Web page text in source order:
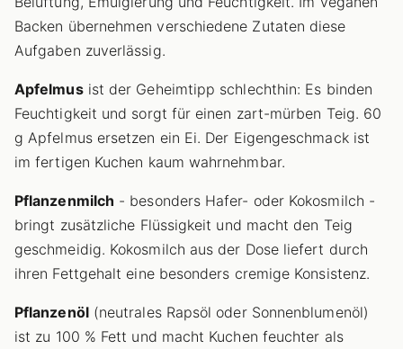
Backen übernehmen verschiedene Zutaten diese
Aufgaben zuverlässig.
Apfelmusist der Geheimtipp schlechthin: Es binden
Feuchtigkeit und sorgt für einen zart-mürben Teig. 60
g Apfelmus ersetzen ein Ei. Der Eigengeschmack ist
im fertigen Kuchen kaum wahrnehmbar.
Pflanzenmilch - besonders Hafer- oder Kokosmilch -
bringt zusätzliche Flüssigkeit und macht den Teig
geschmeidig. Kokosmilch aus der Dose liefert durch
ihren Fettgehalt eine besonders cremige Konsistenz.
Pflanzenöl(neutrales Rapsöl oder Sonnenblumenöl)
ist zu 100 % Fett und macht Kuchen feuchter als